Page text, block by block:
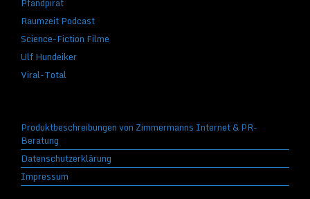
Raumzeit Podcast
Science-Fiction Filme
Ulf Hundeiker
Viral-Total
Produktbeschreibungen von Zimmermanns Internet & PR-
Beratung
Datenschutzerklärung
Impressum